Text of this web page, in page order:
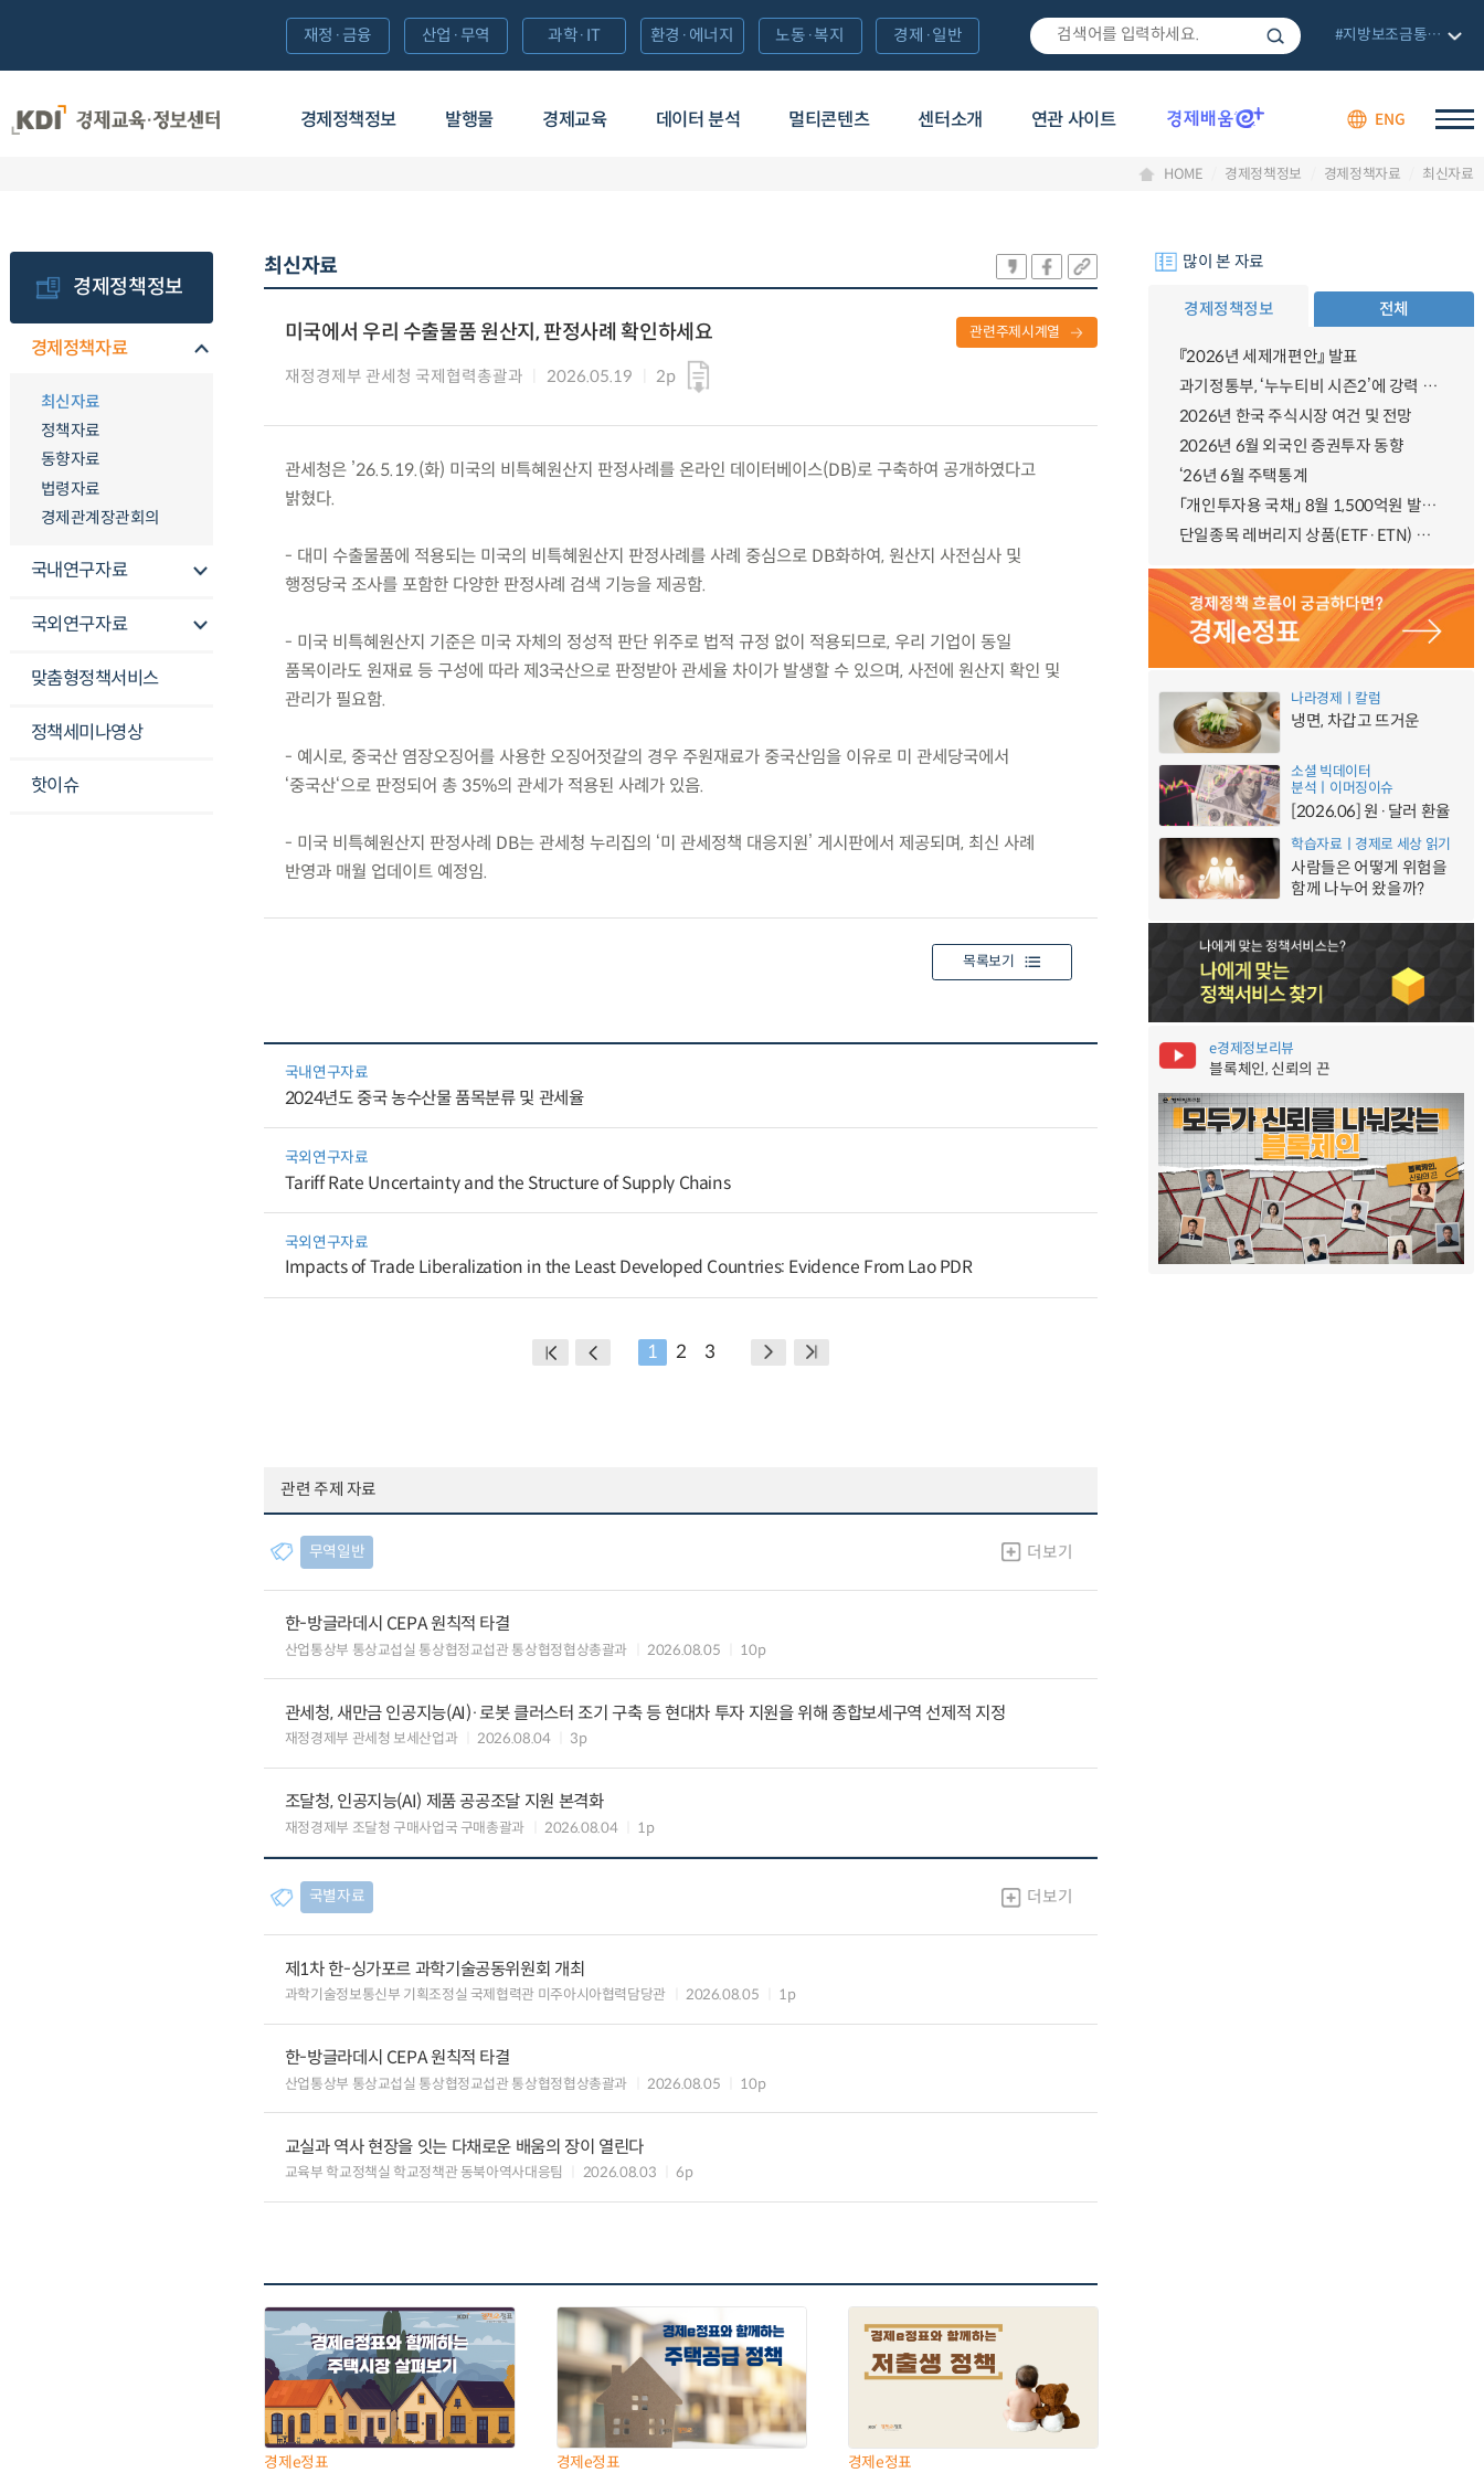
경제정책정보 발행물 경제교육 데이터 분석 멀티콘텐츠 센터소개 연관 사이트 ENG
재정·금융 산업·무역 과학·IT 환경·에너지 노동·복지 경제·일반 #지방보조금통합관리망
HOME 경제정책정보 경제정책자료 최신자료
경제정책정보
경제정책자료
최신자료
정책자료
동향자료
법령자료
경제관계장관회의
국내연구자료
국외연구자료
맞춤형정책서비스
정책세미나영상
핫이슈
최신자료
미국에서 우리 수출물품 원산지, 판정사례 확인하세요
재정경제부 관세청 국제협력총괄과 2026.05.19 2p
관련주제시계열
관세청은 ’26.5.19.(화) 미국의 비특혜원산지 판정사례를 온라인 데이터베이스(DB)로 구축하여 공개하였다고
밝혔다.
- 대미 수출물품에 적용되는 미국의 비특혜원산지 판정사례를 사례 중심으로 DB화하여, 원산지 사전심사 및
행정당국 조사를 포함한 다양한 판정사례 검색 기능을 제공함.
- 미국 비특혜원산지 기준은 미국 자체의 정성적 판단 위주로 법적 규정 없이 적용되므로, 우리 기업이 동일
품목이라도 원재료 등 구성에 따라 제3국산으로 판정받아 관세율 차이가 발생할 수 있으며, 사전에 원산지 확인 및
관리가 필요함.
- 예시로, 중국산 염장오징어를 사용한 오징어젓갈의 경우 주원재료가 중국산임을 이유로 미 관세당국에서
‘중국산‘으로 판정되어 총 35%의 관세가 적용된 사례가 있음.
- 미국 비특혜원산지 판정사례 DB는 관세청 누리집의 ‘미 관세정책 대응지원’ 게시판에서 제공되며, 최신 사례
반영과 매월 업데이트 예정임.
목록보기
국내연구자료
2024년도 중국 농수산물 품목분류 및 관세율
국외연구자료
Tariff Rate Uncertainty and the Structure of Supply Chains
국외연구자료
Impacts of Trade Liberalization in the Least Developed Countries: Evidence From Lao PDR
1 2 3
관련 주제 자료
무역일반 더보기
한-방글라데시 CEPA 원칙적 타결
산업통상부 통상교섭실 통상협정교섭관 통상협정협상총괄과 2026.08.05 10p
관세청, 새만금 인공지능(AI)·로봇 클러스터 조기 구축 등 현대차 투자 지원을 위해 종합보세구역 선제적 지정
재정경제부 관세청 보세산업과 2026.08.04 3p
조달청, 인공지능(AI) 제품 공공조달 지원 본격화
재정경제부 조달청 구매사업국 구매총괄과 2026.08.04 1p
국별자료 더보기
제1차 한-싱가포르 과학기술공동위원회 개최
과학기술정보통신부 기획조정실 국제협력관 미주아시아협력담당관 2026.08.05 1p
한-방글라데시 CEPA 원칙적 타결
산업통상부 통상교섭실 통상협정교섭관 통상협정협상총괄과 2026.08.05 10p
교실과 역사 현장을 잇는 다채로운 배움의 장이 열린다
교육부 학교정책실 학교정책관 동북아역사대응팀 2026.08.03 6p
경제e정표 경제e정표 경제e정표
많이 본 자료
경제정책정보 전체
『2026년 세제개편안』 발표
과기정통부, ‘누누티비 시즌2’에 강력 대응 의지 밝혀
2026년 한국 주식시장 여건 및 전망
2026년 6월 외국인 증권투자 동향
‘26년 6월 주택통계
「개인투자용 국채」 8월 1,500억원 발행 예정
단일종목 레버리지 상품(ETF·ETN) 기본예탁금 강화 조기시행 방안 안내
나라경제ㅣ칼럼
냉면, 차갑고 뜨거운
소셜 빅데이터
분석ㅣ이머징이슈
[2026.06] 원·달러 환율
학습자료ㅣ경제로 세상 읽기
사람들은 어떻게 위험을
함께 나누어 왔을까?
e경제정보리뷰
블록체인, 신뢰의 끈